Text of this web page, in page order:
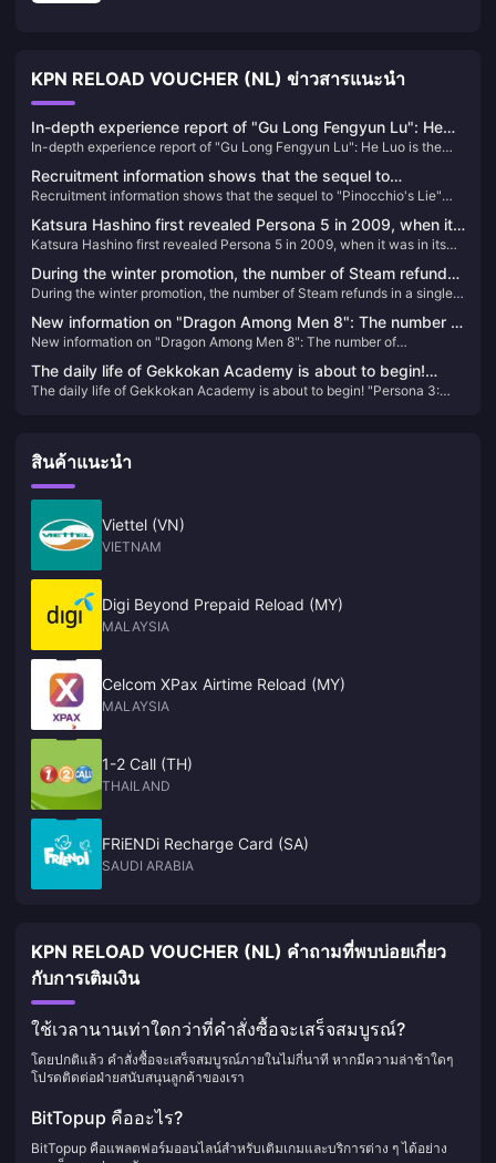
KPN RELOAD VOUCHER (NL) ข่าวสารแนะนำ
In-depth experience report of "Gu Long Fengyun Lu": He
Luo is the sword, the ancient dragon is the scabbard, and
the new martial arts overflows with the flavor of He Luo
In-depth experience report of "Gu Long Fengyun Lu": He Luo is the
overflows with the flavor of He Luo
Recruitment information shows that the sequel to
"Pinocchio's Lie" will be created using Unreal 5
Recruitment information shows that the sequel to "Pinocchio's Lie"
Katsura Hashino first revealed Persona 5 in 2009, when it
was in its early stages
Katsura Hashino first revealed Persona 5 in 2009, when it was in its
During the winter promotion, the number of Steam refunds
in a single day was nearly 500,000
During the winter promotion, the number of Steam refunds in a single
New information on "Dragon Among Men 8": The number of
reservations has reached a new high, there is no XGP plan
yet, and the main line alone will take about 72 to 96 hours
New information on "Dragon Among Men 8": The number of
the main line alone will take about 72 to 96 hours
The daily life of Gekkokan Academy is about to begin!
"Persona 3: Reload" campus life introduction video
The daily life of Gekkokan Academy is about to begin! "Persona 3:
สินค้าแนะนำ
Viettel (VN)
VIETNAM
Digi Beyond Prepaid Reload (MY)
MALAYSIA
Celcom XPax Airtime Reload (MY)
MALAYSIA
1-2 Call (TH)
THAILAND
FRiENDi Recharge Card (SA)
SAUDI ARABIA
KPN RELOAD VOUCHER (NL) คำถามที่พบบ่อยเกี่ยว
กับการเติมเงิน
ใช้เวลานานเท่าใดกว่าที่คำสั่งซื้อจะเสร็จสมบูรณ์?
โดยปกติแล้ว คำสั่งซื้อจะเสร็จสมบูรณ์ภายในไม่กี่นาที หากมีความล่าช้าใดๆ
โปรดติดต่อฝ่ายสนับสนุนลูกค้าของเรา
BitTopup คืออะไร?
BitTopup คือแพลตฟอร์มออนไลน์สำหรับเติมเกมและบริการต่าง ๆ ได้อย่าง